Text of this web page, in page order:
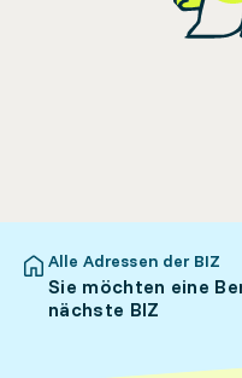
Alle Adressen der BIZ
Sie möchten eine
nächste BIZ